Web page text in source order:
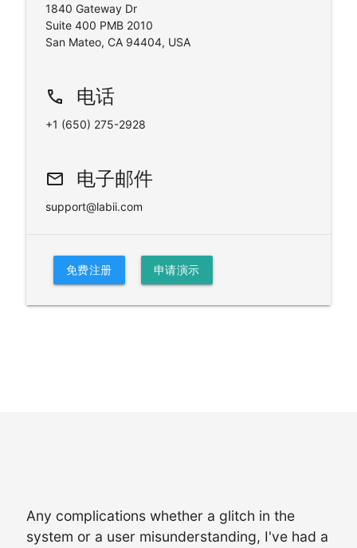
1840 Gateway Dr
Suite 400 PMB 2010
San Mateo, CA 94404, USA
phone 电话
+1 (650) 275-2928
email 电子邮件
support@labii.com
免费注册 申请演示
Any complications whether a glitch in the
system or a user misunderstanding, I've had a